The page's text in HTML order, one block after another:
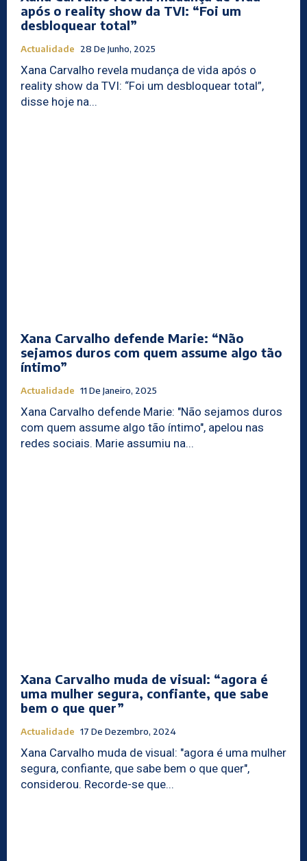
após o reality show da TVI: “Foi um
desbloquear total”
Actualidade 28 De Junho, 2025
Xana Carvalho revela mudança de vida após o
reality show da TVI: “Foi um desbloquear total”,
disse hoje na...
Xana Carvalho defende Marie: “Não
sejamos duros com quem assume algo tão
íntimo”
Actualidade 11 De Janeiro, 2025
Xana Carvalho defende Marie: "Não sejamos duros
com quem assume algo tão íntimo", apelou nas
redes sociais. Marie assumiu na...
Xana Carvalho muda de visual: “agora é
uma mulher segura, confiante, que sabe
bem o que quer”
Actualidade 17 De Dezembro, 2024
Xana Carvalho muda de visual: "agora é uma mulher
segura, confiante, que sabe bem o que quer",
considerou. Recorde-se que...